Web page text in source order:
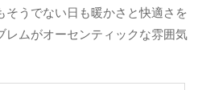
そうでない日も暖かさと快適さを
レムがオーセンティックな雰囲気